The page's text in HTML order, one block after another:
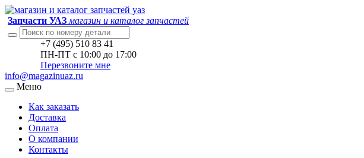
Запчасти УАЗ магазин и каталог запчастей
+7 (495) 510 83 41
ПН-ПТ с 10:00 до 17:00
Перезвоните мне
info@magazinuaz.ru
Меню
Как заказать
Доставка
Оплата
О компании
Контакты